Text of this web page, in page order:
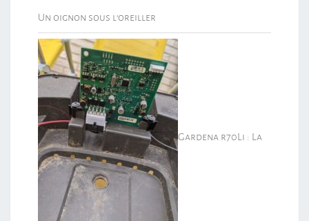
Un oignon sous l’oreiller
Gardena r70Li : La